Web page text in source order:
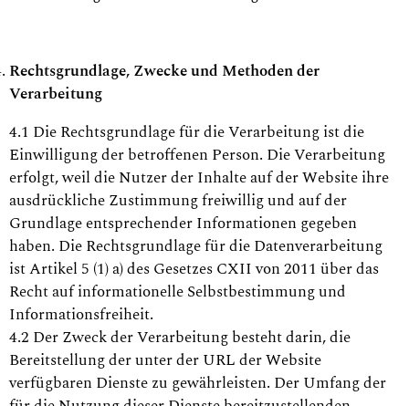
Rechtsgrundlage, Zwecke und Methoden der
Verarbeitung
4.1 Die Rechtsgrundlage für die Verarbeitung ist die
Einwilligung der betroffenen Person. Die Verarbeitung
erfolgt, weil die Nutzer der Inhalte auf der Website ihre
ausdrückliche Zustimmung freiwillig und auf der
Grundlage entsprechender Informationen gegeben
haben. Die Rechtsgrundlage für die Datenverarbeitung
ist Artikel 5 (1) a) des Gesetzes CXII von 2011 über das
Recht auf informationelle Selbstbestimmung und
Informationsfreiheit.
4.2 Der Zweck der Verarbeitung besteht darin, die
Bereitstellung der unter der URL der Website
verfügbaren Dienste zu gewährleisten. Der Umfang der